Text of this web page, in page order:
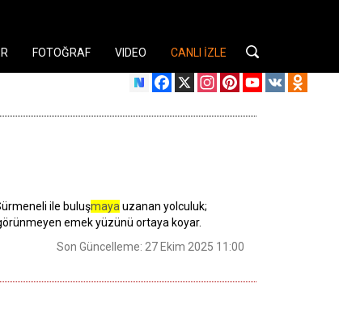
Facebook
X Instagram
PinterestYouTube
VK
FOTOĞRAF VIDEO CANLI İZLE
ile buluşmayauzanan yolculuk;
emek yüzünü ortaya koyar.
Son Güncelleme: 27 Ekim 2025 11:00